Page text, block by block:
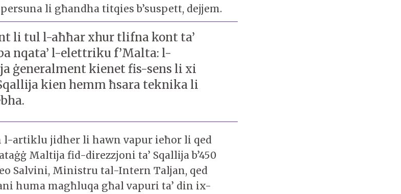
li għandha titqies b’suspett, dejjem.
li tul l-aħħar xhur tlifna kont ta’
nqata’ l-elettriku f’Malta: l-
ġeneralment kienet fis-sens li xi
kien hemm ħsara teknika li
artiklu jidher li hawn vapur ieħor li qed
Maltija fid-direzzjoni ta’ Sqallija b’450
Salvini, Ministru tal-Intern Taljan, qed
huma magħluqa għal vapuri ta’ din ix-